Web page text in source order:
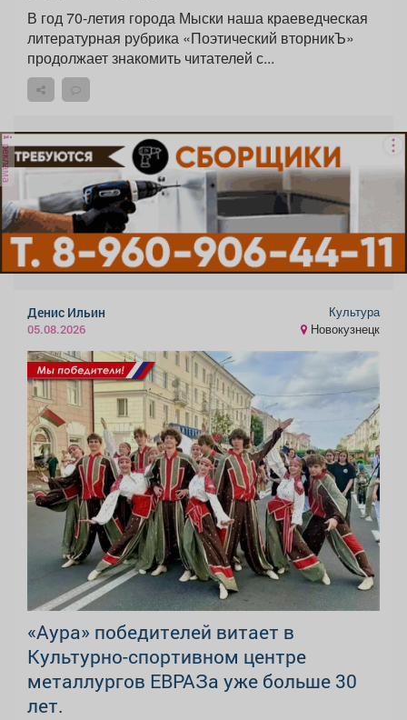
В год 70-летия города Мыски наша краеведческая
литературная рубрика «Поэтический вторникЪ»
продолжает знакомить читателей с...
реклама
Денис Ильин
05.08.2026
Культура
Новокузнецк
«Аура» победителей витает в
Культурно-спортивном центре
металлургов ЕВРАЗа уже больше 30
лет.